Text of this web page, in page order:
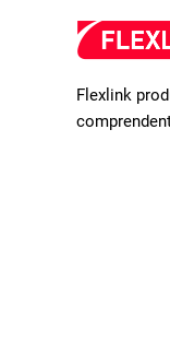
Flexlink